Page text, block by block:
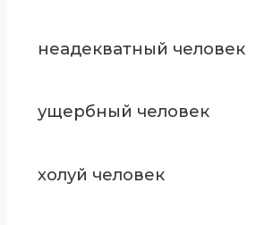
неадекватный человек
ущербный человек
холуй человек